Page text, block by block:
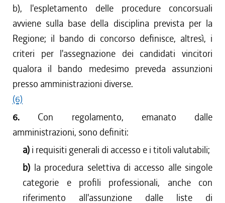
b), l'espletamento delle procedure concorsuali
avviene sulla base della disciplina prevista per la
Regione; il bando di concorso definisce, altresì, i
criteri per l'assegnazione dei candidati vincitori
qualora il bando medesimo preveda assunzioni
presso amministrazioni diverse.
(6)
6. Con regolamento, emanato dalle
amministrazioni, sono definiti:
a) i requisiti generali di accesso e i titoli valutabili;
b) la procedura selettiva di accesso alle singole
categorie e profili professionali, anche con
riferimento all'assunzione dalle liste di